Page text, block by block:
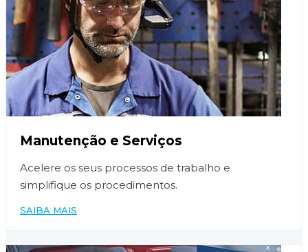
Manutenção e Serviços
Acelere os seus processos de trabalho e
simplifique os procedimentos.
SAIBA MAIS